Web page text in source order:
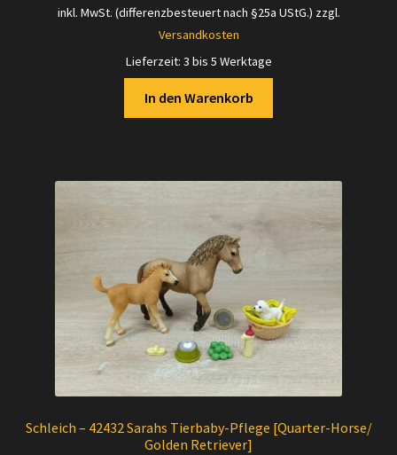
inkl. MwSt. (differenzbesteuert nach §25a UStG.) zzgl.
Versandkosten
Lieferzeit: 3 bis 5 Werktage
In den Warenkorb
Schleich – 42432 Sarahs Tierbaby-Pflege [Quarter-Horse/
Golden Retriever]